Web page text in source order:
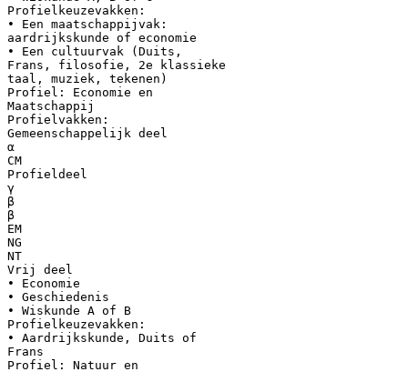
Profielkeuzevakken:
• Een maatschappijvak:
aardrijkskunde of economie
• Een cultuurvak (Duits,
Frans, filosofie, 2e klassieke
taal, muziek, tekenen)
Profiel: Economie en
Maatschappij
Profielvakken:
Gemeenschappelijk deel
α
CM
Profieldeel
γ
β
β
EM
NG
NT
Vrij deel
• Economie
• Geschiedenis
• Wiskunde A of B
Profielkeuzevakken:
• Aardrijkskunde, Duits of
Frans
Profiel: Natuur en